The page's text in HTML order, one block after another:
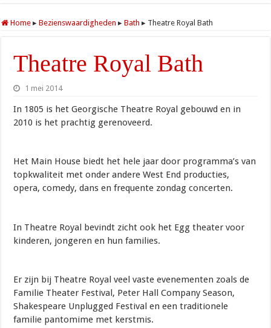
Home ▸ Bezienswaardigheden ▸ Bath ▸ Theatre Royal Bath
Theatre Royal Bath
1 mei 2014
In 1805 is het Georgische Theatre Royal gebouwd en in
2010 is het prachtig gerenoveerd.
Het Main House biedt het hele jaar door programma’s van
topkwaliteit met onder andere West End producties,
opera, comedy, dans en frequente zondag concerten.
In Theatre Royal bevindt zicht ook het Egg theater voor
kinderen, jongeren en hun families.
Er zijn bij Theatre Royal veel vaste evenementen zoals de
Familie Theater Festival, Peter Hall Company Season,
Shakespeare Unplugged Festival en een traditionele
familie pantomime met kerstmis.